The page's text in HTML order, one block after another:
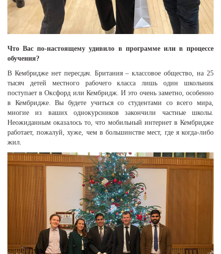
Что Вас по-настоящему удивило в программе или в процессе
обучения?
В Кембридже нет пересдач. Британия – классовое общество, на 25
тысяч детей местного рабочего класса лишь один школьник
поступает в Оксфорд или Кембридж. И это очень заметно, особенно
в Кембридже. Вы будете учиться со студентами со всего мира,
многие из ваших однокурсников закончили частные школы.
Неожиданным оказалось то, что мобильный интернет в Кембридже
работает, пожалуй, хуже, чем в большинстве мест, где я когда-либо
жил.